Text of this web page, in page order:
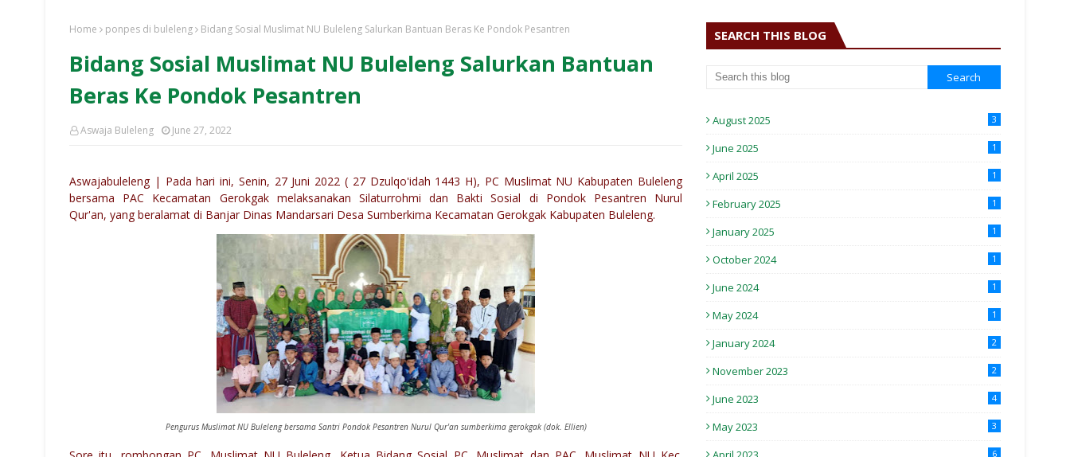
Home ponpes di buleleng Bidang Sosial Muslimat NU Buleleng Salurkan Bantuan Beras Ke Pondok Pesantren
Bidang Sosial Muslimat NU Buleleng Salurkan Bantuan
Beras Ke Pondok Pesantren
Aswaja Buleleng June 27, 2022
Aswajabuleleng | Pada hari ini, Senin, 27 Juni 2022 ( 27 Dzulqo'idah 1443 H), PC Muslimat NU Kabupaten Buleleng
bersama PAC Kecamatan Gerokgak melaksanakan Silaturrohmi dan Bakti Sosial di Pondok Pesantren Nurul
Qur'an, yang beralamat di Banjar Dinas Mandarsari Desa Sumberkima Kecamatan Gerokgak Kabupaten Buleleng.
Pengurus Muslimat NU Buleleng bersama Santri Pondok Pesantren Nurul Qur'an sumberkima gerokgak (dok. Ellien)
SEARCH THIS BLOG
August 2025 3
June 2025 1
April 2025 1
February 2025 1
January 2025 1
October 2024 1
June 2024 1
May 2024 1
January 2024 2
November 2023 2
June 2023 4
May 2023 3
6